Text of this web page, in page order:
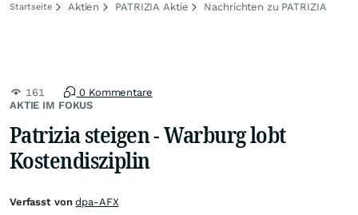
Startseite Aktien PATRIZIA Aktie Nachrichten zu PATRIZIA
AKTIE IM FOKUS
161 0 Kommentare
Patrizia steigen - Warburg lobt
Kostendisziplin
Verfasst vondpa-AFX